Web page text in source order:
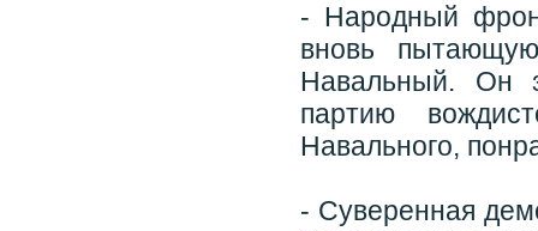
- Народный
вновь
Навальный. Он
партию
Навального,
- Суверенная